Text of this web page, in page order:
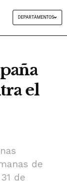
DEPARTAMENTOS
el
de
de